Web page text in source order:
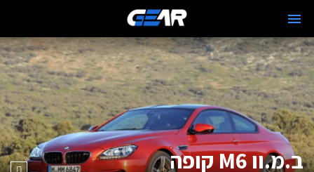
ב.מ.וו M6 קופה